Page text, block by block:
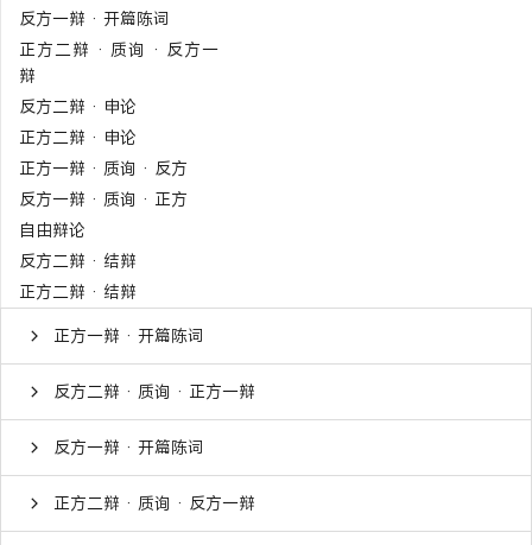
反方一辩 · 开篇陈词
正方二辩 · 质询 · 反方一
辩
反方二辩 · 申论
正方二辩 · 申论
正方一辩 · 质询 · 反方
反方一辩 · 质询 · 正方
自由辩论
反方二辩 · 结辩
正方二辩 · 结辩
正方一辩 · 开篇陈词
反方二辩 · 质询 · 正方一辩
反方一辩 · 开篇陈词
正方二辩 · 质询 · 反方一辩